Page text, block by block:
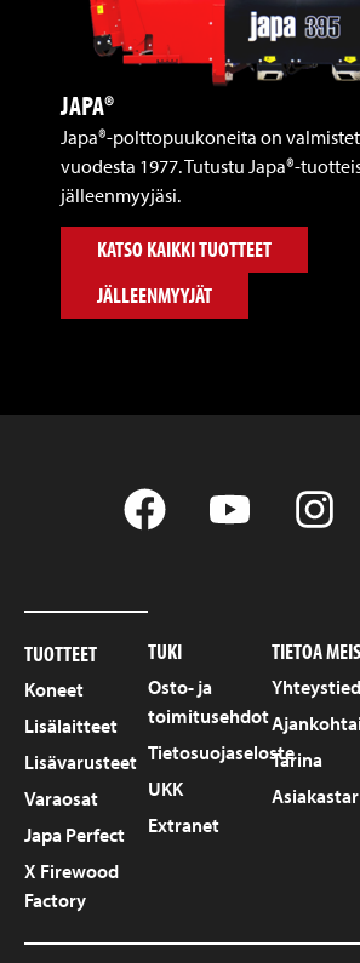
JAPA®
Japa®-polttopuukoneita on
vuodesta 1977. Tutustu Japa®-
jälleenmyyjäsi.
KATSO KAIKKI TUOTTEET
JÄLLEENMYYJÄT
TUOTTEET
Koneet
Lisälaitteet
Lisävarusteet
Varaosat
Japa Perfect
X Firewood
Factory
TUKI
Osto- ja
toimitusehdot
Tietosuojaseloste
UKK
Extranet
TIETOA
Tarina